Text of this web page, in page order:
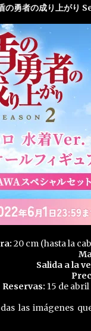
の勇者の成り上がり
20 cm (hasta la
Salida a la
Reservas: 15 de abril
las imágenes